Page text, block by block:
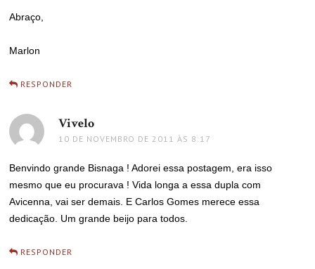
Abraço,
Marlon
RESPONDER
Vivelo
10 DE NOVEMBRO DE 2011 ÀS 8:17
Benvindo grande Bisnaga ! Adorei essa postagem, era isso
mesmo que eu procurava ! Vida longa a essa dupla com
Avicenna, vai ser demais. E Carlos Gomes merece essa
dedicação. Um grande beijo para todos.
RESPONDER